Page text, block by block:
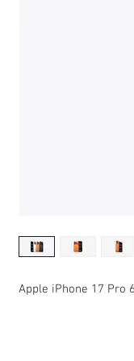
Apple iPhone 17 Pro